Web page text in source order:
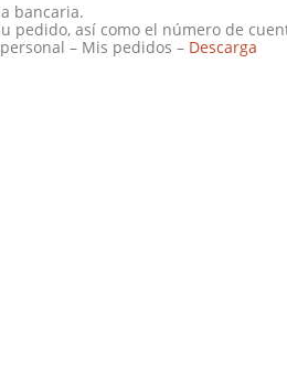
bancaria.
pedido, así como el número de
– Mis pedidos – Descarga